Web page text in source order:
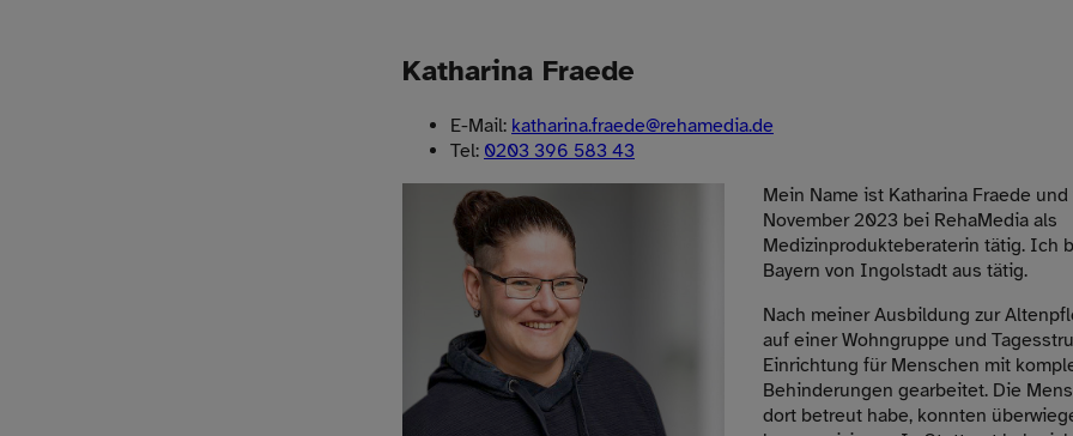
Katharina Fraede
E-Mail: katharina.fraede@rehamedia.de
Tel: 0203 396 583 43
Mein Name ist Katharina Fraede
November 2023 bei RehaMedia als
Medizinprodukteberaterin tätig. Ich
Bayern von Ingolstadt aus tätig.
Nach meiner Ausbildung zur
auf einer Wohngruppe und
Einrichtung für Menschen mit
Behinderungen gearbeitet. Die
dort betreut habe, konnten